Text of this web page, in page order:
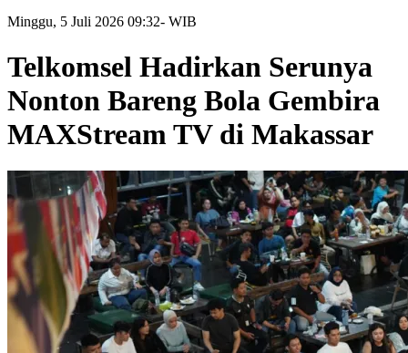
Minggu, 5 Juli 2026 09:32- WIB
Telkomsel Hadirkan Serunya
Nonton Bareng Bola Gembira
MAXStream TV di Makassar